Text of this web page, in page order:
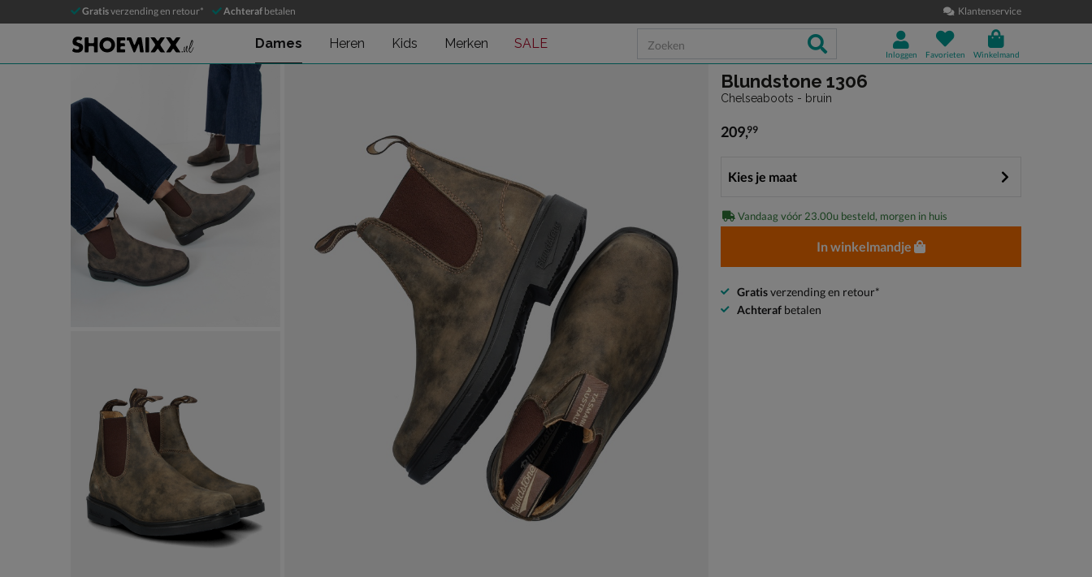
Gratisverzending en retour* Achteraf betalen Klantenservice
Dames Heren Kids Merken SALE
Inloggen Favorieten Winkelmand
Blundstone 1306
Chelseaboots
Blundstone 1306
Chelseaboots - bruin
€ 209,99
209,99
Kies je maat
Vandaag vóór 23.00u besteld, morgen in huis
In winkelmandje
Gratisverzending en retour*
Achteraf betalen